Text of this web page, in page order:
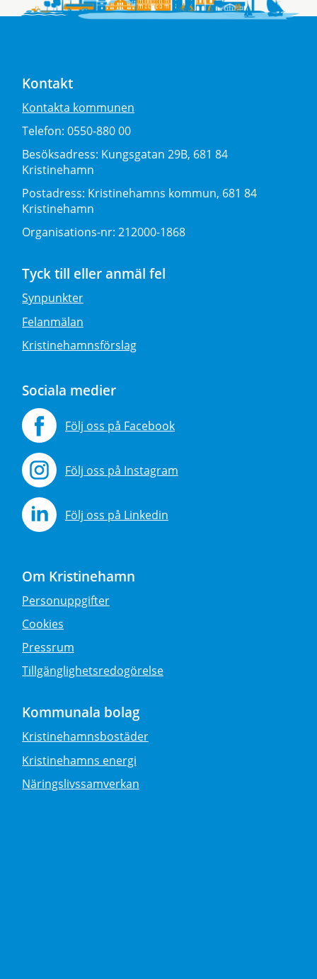
Kontakt
Kontakta kommunen
Telefon: 0550-880 00
Besöksadress: Kungsgatan 29B, 681 84
Kristinehamn
Postadress: Kristinehamns kommun, 681 84
Kristinehamn
Organisations-nr: 212000-1868
Tyck till eller anmäl fel
Synpunkter
Felanmälan
Kristinehamnsförslag
Sociala medier
Följ oss på Facebook
Följ oss på Instagram
Följ oss på Linkedin
Om Kristinehamn
Personuppgifter
Cookies
Pressrum
Tillgänglighetsredogörelse
Kommunala bolag
Kristinehamnsbostäder
Kristinehamns energi
Näringslivssamverkan